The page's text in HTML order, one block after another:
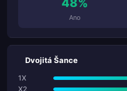
48%
Ano
Dvojitá Šance
1X
X2